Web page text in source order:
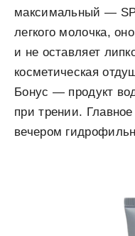
максимальный —
легкого молочка,
и не оставляет
косметическая
Бонус — продукт
при трении.
вечером